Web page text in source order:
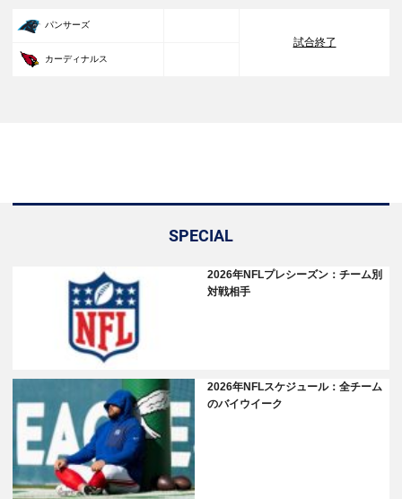
パンサーズ
試合終了
カーディナルス
SPECIAL
2026年NFLプレシーズン：チーム別
対戦相手
2026年NFLスケジュール：全チーム
のバイウイーク